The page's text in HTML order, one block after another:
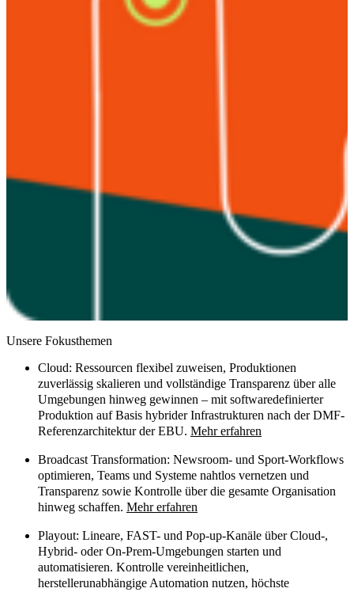
Unsere Fokusthemen
Cloud: Ressourcen flexibel zuweisen, Produktionen
zuverlässig skalieren und vollständige Transparenz über alle
Umgebungen hinweg gewinnen – mit softwaredefinierter
Produktion auf Basis hybrider Infrastrukturen nach der DMF-
Referenzarchitektur der EBU. Mehr erfahren
Broadcast Transformation: Newsroom- und Sport-Workflows
optimieren, Teams und Systeme nahtlos vernetzen und
Transparenz sowie Kontrolle über die gesamte Organisation
hinweg schaffen. Mehr erfahren
Playout: Lineare, FAST- und Pop-up-Kanäle über Cloud-,
Hybrid- oder On-Prem-Umgebungen starten und
automatisieren. Kontrolle vereinheitlichen,
herstellerunabhängige Automation nutzen, höchste